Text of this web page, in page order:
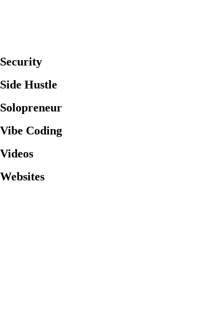
Security
Side Hustle
Solopreneur
Vibe Coding
Videos
Websites